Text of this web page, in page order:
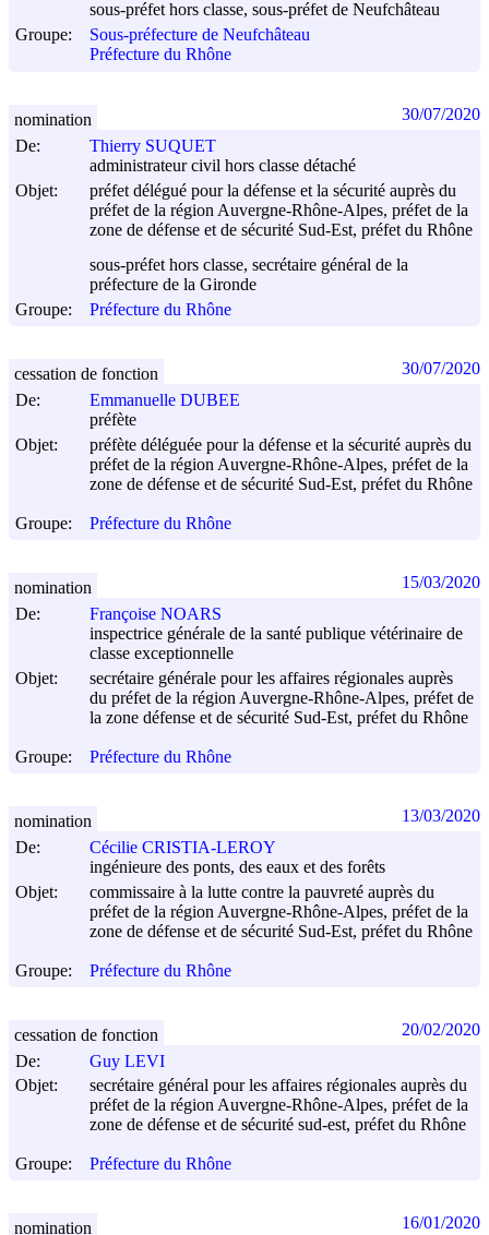
sous-préfet hors classe, sous-préfet de Neufchâteau
Groupe:
Sous-préfecture de Neufchâteau
Préfecture du Rhône
De:
Thierry SUQUET
administrateur civil hors classe détaché
Objet:
préfet délégué pour la défense et la sécurité auprès du
préfet de la région Auvergne-Rhône-Alpes, préfet de la
zone de défense et de sécurité Sud-Est, préfet du Rhône
sous-préfet hors classe, secrétaire général de la
préfecture de la Gironde
Groupe:
Préfecture du Rhône
nomination 30/07/2020
De:
Emmanuelle DUBEE
préfète
Objet:
préfète déléguée pour la défense et la sécurité auprès du
préfet de la région Auvergne-Rhône-Alpes, préfet de la
zone de défense et de sécurité Sud-Est, préfet du Rhône
Groupe: Préfecture du Rhône
cessation de fonction 30/07/2020
De:
Françoise NOARS
inspectrice générale de la santé publique vétérinaire de
classe exceptionnelle
Objet:
secrétaire générale pour les affaires régionales auprès
du préfet de la région Auvergne-Rhône-Alpes, préfet de
la zone défense et de sécurité Sud-Est, préfet du Rhône
Groupe: Préfecture du Rhône
nomination 15/03/2020
De:
Cécilie CRISTIA-LEROY
ingénieure des ponts, des eaux et des forêts
Objet:
commissaire à la lutte contre la pauvreté auprès du
préfet de la région Auvergne-Rhône-Alpes, préfet de la
zone de défense et de sécurité Sud-Est, préfet du Rhône
Groupe: Préfecture du Rhône
nomination 13/03/2020
De:
Guy LEVI
Objet:
secrétaire général pour les affaires régionales auprès du
préfet de la région Auvergne-Rhône-Alpes, préfet de la
zone de défense et de sécurité sud-est, préfet du Rhône
Groupe: Préfecture du Rhône
cessation de fonction 20/02/2020
nomination 16/01/2020